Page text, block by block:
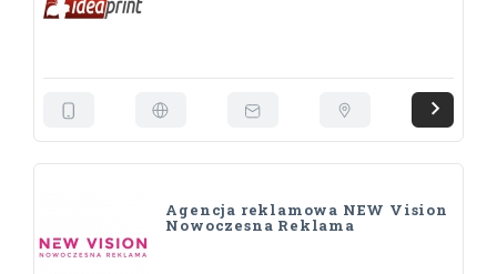
Agencja reklamowa NEW Vision
Nowoczesna Reklama